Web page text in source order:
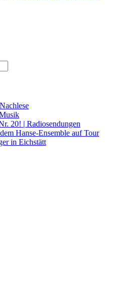
20! | Radiosendungen
Hanse-Ensemble auf Tour
in Eichstätt